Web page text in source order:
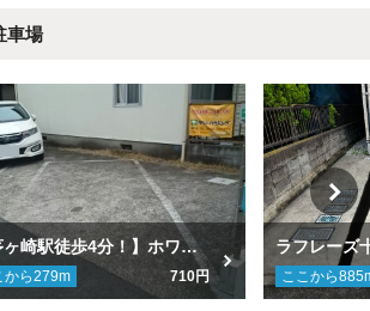
車場
【茅ヶ崎駅徒歩4分！】ホワイトハウス駐車場
から279m 710円
ラフレーズ
ここから885